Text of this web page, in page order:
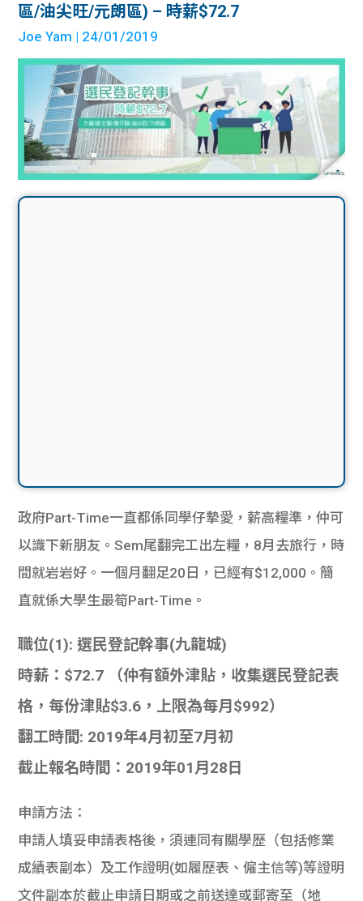
區/油尖旺/元朗區) – 時薪$72.7
Joe Yam | 24/01/2019
政府Part-Time一直都係同學仔摯愛，薪高糧準，仲可
以識下新朋友。Sem尾翻完工出左糧，8月去旅行，時
間就岩岩好。一個月翻足20日，已經有$12,000。簡
直就係大學生最筍Part-Time。
職位(1): 選民登記幹事(九龍城)
時薪：$72.7 （仲有額外津貼，收集選民登記表
格，每份津貼$3.6，上限為每月$992）
翻工時間: 2019年4月初至7月初
截止報名時間：2019年01月28日
申請方法：
申請人填妥申請表格後，須連同有關學歷（包括修業
成績表副本）及工作證明(如履歷表、僱主信等)等證明
文件副本於截止申請日期或之前送達或郵寄至（地